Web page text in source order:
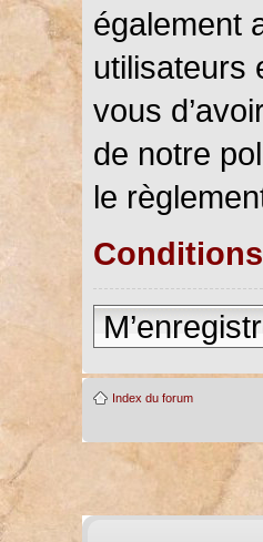
également
utilisateurs
vous
de notre
le
Index du forum